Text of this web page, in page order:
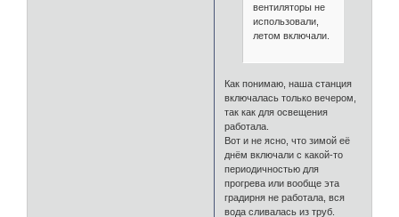
вентиляторы не
использовали,
летом включали.
Как понимаю, наша станция
включалась только вечером,
так как для освещения
работала.
Вот и не ясно, что зимой её
днём включали с какой-то
периодичностью для
прогрева или вообще эта
градирня не работала, вся
вода сливалась из труб.